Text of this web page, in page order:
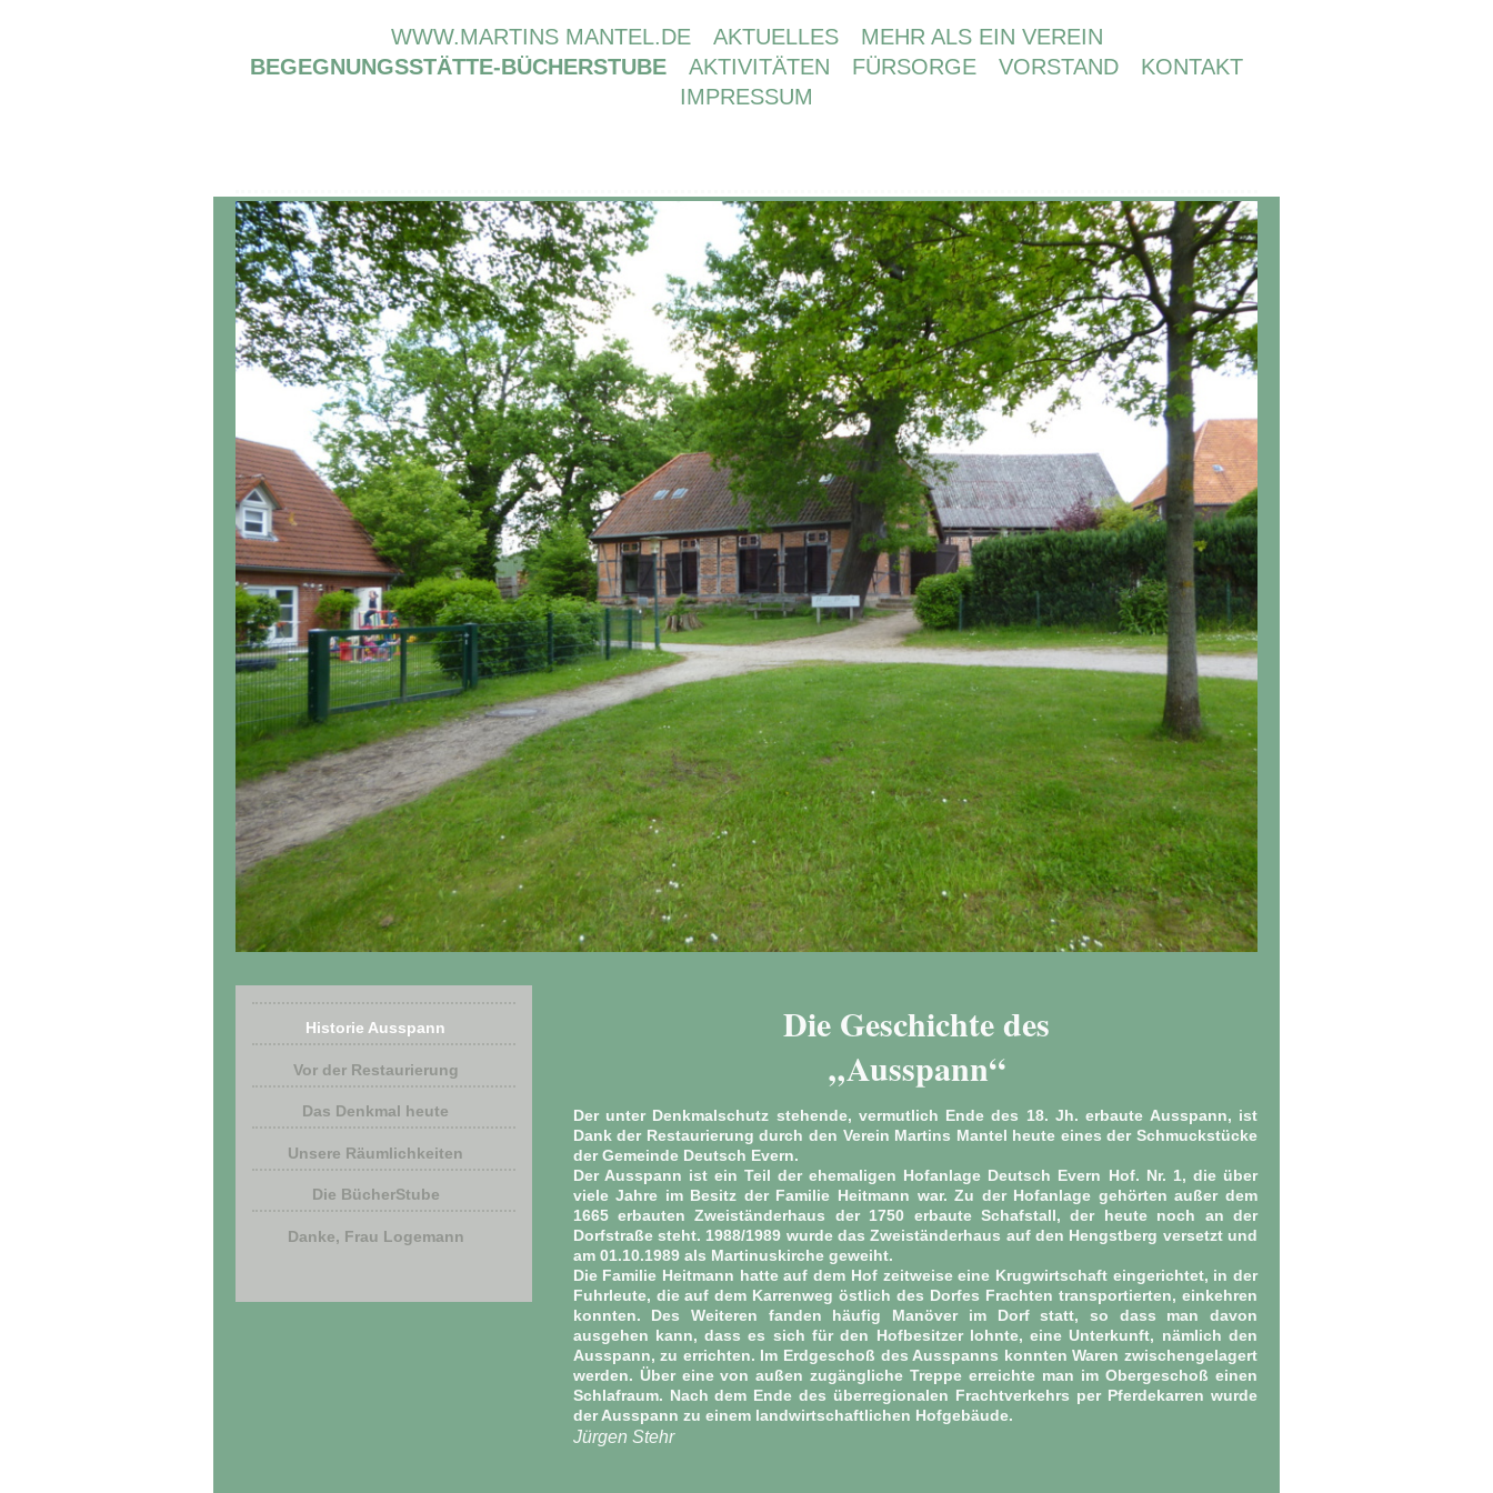
WWW.MARTINS MANTEL.DE AKTUELLES
MEHR ALS EIN VEREIN
BEGEGNUNGSSTÄTTE-BÜCHERSTUBE
AKTIVITÄTEN FÜRSORGE VORSTAND
KONTAKT
IMPRESSUM
Die Geschichte des
„Ausspann“
Der unter Denkmalschutz stehende, vermutlich Ende des 18. Jh. erbaute Ausspann, ist
Dank der Restaurierung durch den Verein Martins Mantel heute eines der Schmuckstücke
der Gemeinde Deutsch Evern.
Der Ausspann ist ein Teil der ehemaligen Hofanlage Deutsch Evern Hof. Nr. 1, die über
viele Jahre im Besitz der Familie Heitmann war. Zu der Hofanlage gehörten außer dem
1665 erbauten Zweiständerhaus der 1750 erbaute Schafstall, der heute noch an der
Dorfstraße steht. 1988/1989 wurde das Zweiständerhaus auf den Hengstberg versetzt und
am 01.10.1989 als Martinuskirche geweiht.
Die Familie Heitmann hatte auf dem Hof zeitweise eine Krugwirtschaft eingerichtet, in der
Fuhrleute, die auf dem Karrenweg östlich des Dorfes Frachten transportierten, einkehren
konnten. Des Weiteren fanden häufig Manöver im Dorf statt, so dass man davon
ausgehen kann, dass es sich für den Hofbesitzer lohnte, eine Unterkunft, nämlich den
Ausspann, zu errichten. Im Erdgeschoß des Ausspanns konnten Waren zwischengelagert
werden. Über eine von außen zugängliche Treppe erreichte man im Obergeschoß einen
Schlafraum. Nach dem Ende des überregionalen Frachtverkehrs per Pferdekarren wurde
der Ausspann zu einem landwirtschaftlichen Hofgebäude.
Jürgen Stehr
Historie Ausspann
Vor der Restaurierung
Das Denkmal heute
Unsere Räumlichkeiten
Die BücherStube
Danke, Frau Logemann